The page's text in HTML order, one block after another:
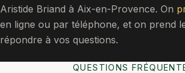
Aristide Briand à Aix-en-Provence. On
en ligne ou par téléphone, et on prend
répondre à vos questions.
QUESTIONS